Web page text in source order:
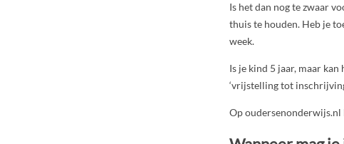
Is het dan nog te zwaar
thuis te houden. Heb je
week.
Is je kind 5 jaar, maar
‘vrijstelling tot
Op oudersenonderwijs.nl